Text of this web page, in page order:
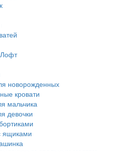
Лофт
новорожденных
кровати
мальчика
девочки
ящиками